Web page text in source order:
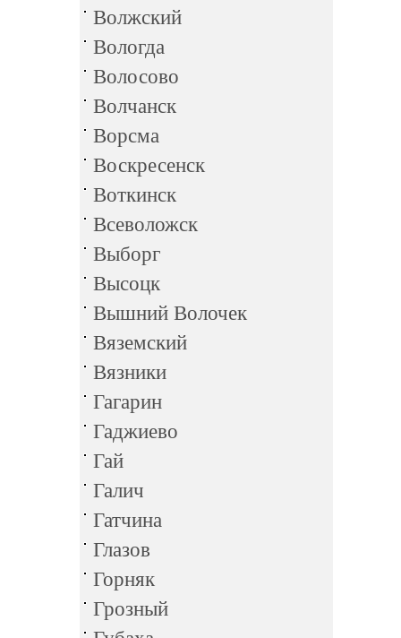
Волжский
Вологда
Волосово
Волчанск
Ворсма
Воскресенск
Воткинск
Всеволожск
Выборг
Высоцк
Вышний Волочек
Вяземский
Вязники
Гагарин
Гаджиево
Гай
Галич
Гатчина
Глазов
Горняк
Грозный